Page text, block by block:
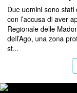
Due uomini sono
con l’accusa di aver
Regionale delle
dell’Ago, una zona
st...